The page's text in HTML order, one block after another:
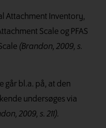
Attachment Inventory,
Scale og PFAS
(Brandon, 2009, s.
går bl.a. på, at den
undersøges via
2009, s. 211).